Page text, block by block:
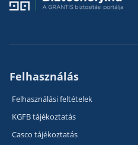
Felhasználás
Felhasználási feltételek
KGFB tájékoztatás
Casco tájékoztatás